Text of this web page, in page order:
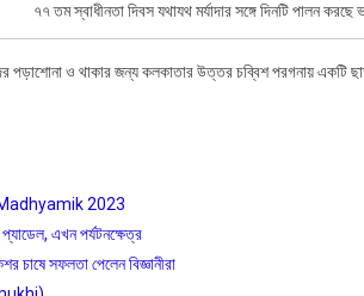
৭৭ তম স্বাধীনতা দিবস যথাযথ মর্যাদার সঙ্গে দিনটি পালন
দের পড়াশোনা ও থাকার জন্য কলকাতার উত্তর চব্বিশ পরগনায়
– Madhyamik 2023
প্যাডেল, এখন পর্যটনক্ষেত্র
চাষে সফলতা পেলেন বিজ্ঞানীরা